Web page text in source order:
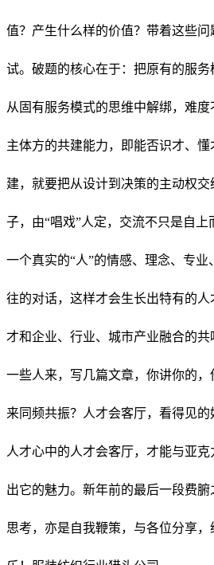
值？产生什么样的价值？带着这些
试。破题的核心在于：把原有的服务
从固有服务模式的思维中解绑，难
主体方的共建能力，即能否识才、
建，就要把从设计到决策的主动权
子，由“唱戏”人定，交流不只是自
一个真实的“人”的情感、理念、专
往的对话，这样才会生长出特有的
才和企业、行业、城市产业融合的
一些人来，写几篇文章，你讲你的
来同频共振？人才会客厅，看得见
人才心中的人才会客厅，才能与亚
出它的魅力。新年前的最后一段费
思考，亦是自我鞭策，与各位分享